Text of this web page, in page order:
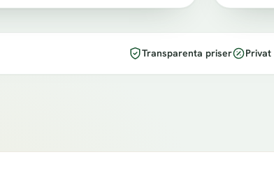
Transparenta priser